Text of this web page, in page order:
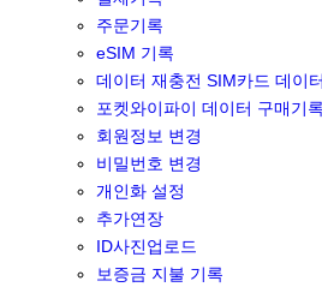
주문기록
eSIM 기록
데이터 재충전 SIM카드 데이
포켓와이파이 데이터 구매기록
회원정보 변경
비밀번호 변경
개인화 설정
추가연장
ID사진업로드
보증금 지불 기록
포켓와이파이 구매
일본 DATA
기타 아시아 DATA
MACARON DATA
DATA 이용 설명서
유심 구매
일본유심
한국유심
대만유심
기타 아시아 유심